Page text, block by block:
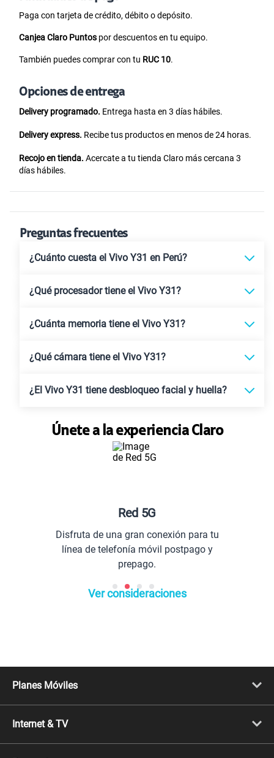
Paga con tarjeta de crédito, débito o depósito.
Canjea Claro Puntos por descuentos en tu equipo.
También puedes comprar con tu RUC 10.
Opciones de entrega
Delivery programado. Entrega hasta en 3 días hábiles.
Delivery express. Recibe tus productos en menos de 24 horas.
Recojo en tienda. Acercate a tu tienda Claro más cercana 3
días hábiles.
Preguntas frecuentes
¿Cuánto cuesta el Vivo Y31 en Perú?
¿Qué procesador tiene el Vivo Y31?
¿Cuánta memoria tiene el Vivo Y31?
¿Qué cámara tiene el Vivo Y31?
¿El Vivo Y31 tiene desbloqueo facial y huella?
Únete a la experiencia Claro
Red 5G
Disfruta de una gran conexión para tu
línea de telefonía móvil postpago y
prepago.
Ver consideraciones
Planes Móviles
Línea Nueva
Línea Adicional
Internet & TV